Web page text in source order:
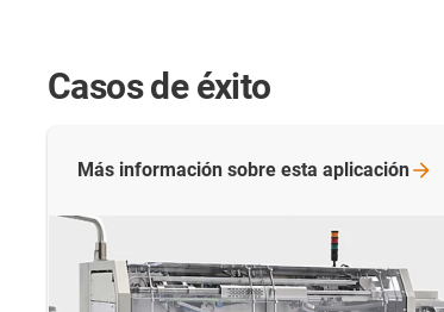
Casos de éxito
Más información sobre esta aplicación